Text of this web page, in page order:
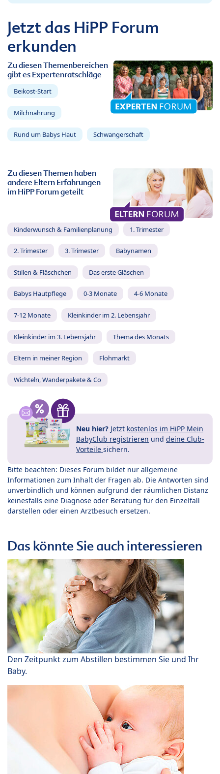
Jetzt das HiPP Forum
erkunden
Zu diesen Themenbereichen
gibt es Expertenratschläge
Beikost-Start
Milchnahrung
Rund um Babys Haut Schwangerschaft
Zu diesen Themen haben
andere Eltern Erfahrungen
im HiPP Forum geteilt
Kinderwunsch & Familienplanung 1. Trimester
2. Trimester 3. Trimester Babynamen
Stillen & Fläschchen Das erste Gläschen
Babys Hautpflege 0-3 Monate 4-6 Monate
7-12 Monate Kleinkinder im 2. Lebensjahr
Kleinkinder im 3. Lebensjahr Thema des Monats
Eltern in meiner Region Flohmarkt
Wichteln, Wanderpakete & Co
Neu hier? Jetzt kostenlos im HiPP Mein
BabyClub registrieren und deine Club-
Vorteile sichern.
Bitte beachten: Dieses Forum bildet nur allgemeine
Informationen zum Inhalt der Fragen ab. Die Antworten sind
unverbindlich und können aufgrund der räumlichen Distanz
keinesfalls eine Diagnose oder Beratung für den Einzelfall
darstellen oder einen Arztbesuch ersetzen.
Das könnte Sie auch interessieren
Den Zeitpunkt zum Abstillen bestimmen Sie und Ihr
Baby.